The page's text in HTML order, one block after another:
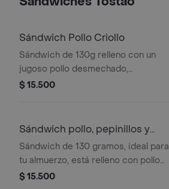
Sándwich Pollo Criollo
Sándwich de 130g relleno con un
jugoso pollo desmechado,
perfectamente sazonado al estilo
crujiente en cada mordisco.
$ 15.500
Sándwich pollo, pepinillos y
queso
Sándwich de 130 gramos, ideal para
tu almuerzo, está relleno con pollo
desmechado, pepinillos y queso.
$ 15.500